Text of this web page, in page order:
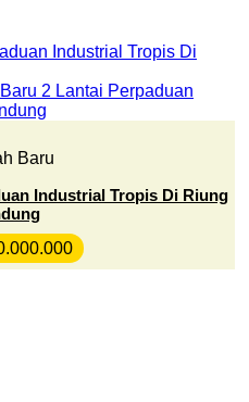
Baru
Industrial Tropis Di Riung